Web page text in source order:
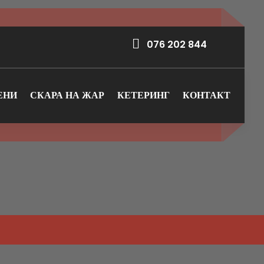
076 202 844
СКАРА НА ЖАР КЕТЕРИНГ КОНТАКТ